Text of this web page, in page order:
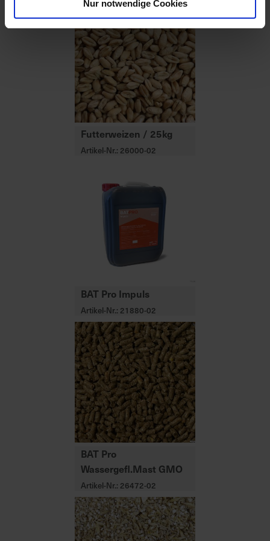
Nur notwendige Cookies
Futterweizen / 25kg
Artikel-Nr.: 26000-02
BAT Pro Impuls
Artikel-Nr.: 21880-02
BAT Pro
Wassergefl.Mast GMO
Artikel-Nr.: 26472-02